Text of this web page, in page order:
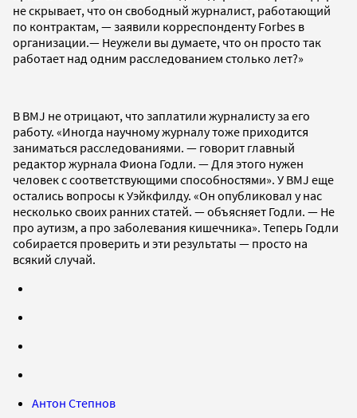
не скрывает, что он свободный журналист, работающий
по контрактам, — заявили корреспонденту Forbes в
организации.— Неужели вы думаете, что он просто так
работает над одним расследованием столько лет?»
В BMJ не отрицают, что заплатили журналисту за его
работу. «Иногда научному журналу тоже приходится
заниматься расследованиями. — говорит главный
редактор журнала Фиона Годли. — Для этого нужен
человек с соответствующими способностями». У BMJ еще
остались вопросы к Уэйкфилду. «Он опубликовал у нас
несколько своих ранних статей. — объясняет Годли. — Не
про аутизм, а про заболевания кишечника». Теперь Годли
собирается проверить и эти результаты — просто на
всякий случай.
Антон Степнов